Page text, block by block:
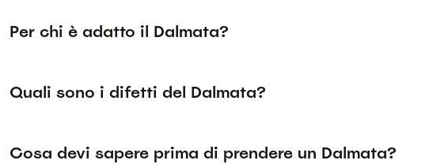
Per chi è adatto il Dalmata?
Quali sono i difetti del Dalmata?
Cosa devi sapere prima di prendere un Dalmata?